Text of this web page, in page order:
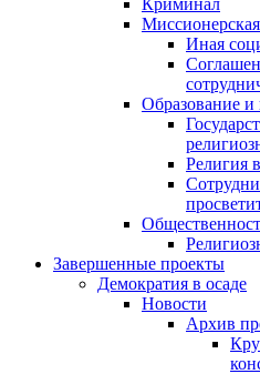
Криминал
Иная
Образование и
Религия
Завершенные проекты
Демократия в осаде
Новости
Архив